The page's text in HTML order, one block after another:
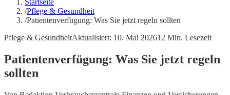
Startseite
/Pflege & Gesundheit
/Patientenverfügung: Was Sie jetzt regeln sollten
Pflege & GesundheitAktualisiert: 10. Mai 202612 Min. Lesezeit
Patientenverfügung: Was Sie jetzt regeln
sollten